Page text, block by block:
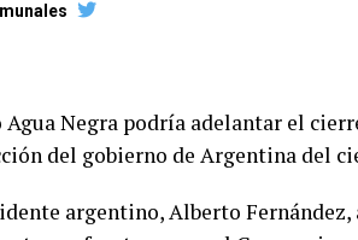
Agua Negra podría adelantar el
del gobierno de Argentina del
argentino, Alberto